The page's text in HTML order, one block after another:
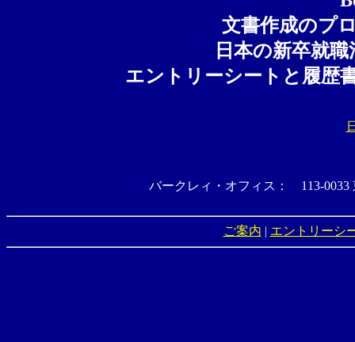
文書作成のプ
日本の新卒就
エントリーシートと履歴
バークレィ・オフィス： 113-0033
ご案内 | エントリーシ